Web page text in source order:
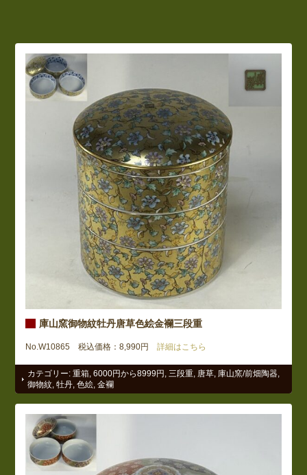
庫山窯御物紋牡丹唐草色絵金襴三段重
No.W10865 税込価格：8,990円 詳細はこちら
カテゴリー:重箱 ,6000円から8999円 三段重 唐草 庫山窯/前畑陶器
御物紋 ,牡丹 ,色絵 ,金襴